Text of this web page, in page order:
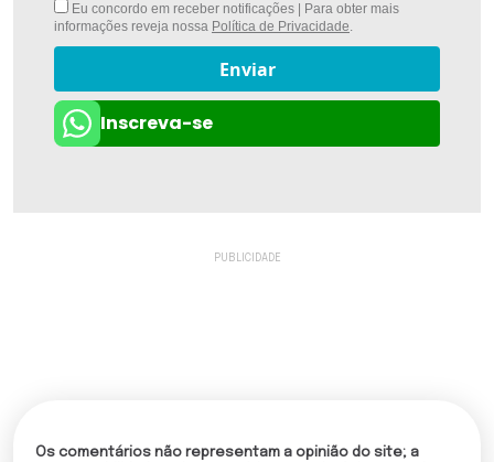
Eu concordo em receber notificações | Para obter mais
informações reveja nossa Política de Privacidade.
Enviar
Inscreva-se
Os comentários não representam a opinião do site; a